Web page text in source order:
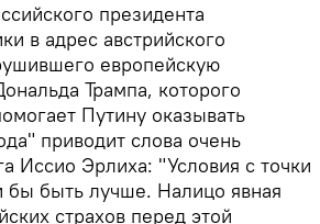
президента
в адрес австрийского
европейскую
Трампа, которого
Путину оказывать
приводит слова очень
Иссио Эрлиха: "Условия с точки
бы быть лучше. Налицо явная
страхов перед этой